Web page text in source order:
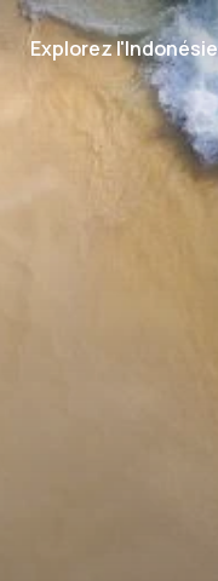
Explorez l'Indonésie